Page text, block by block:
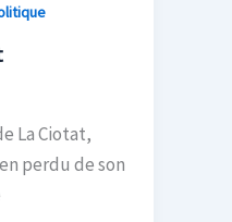
La Ciotat,
perdu de son